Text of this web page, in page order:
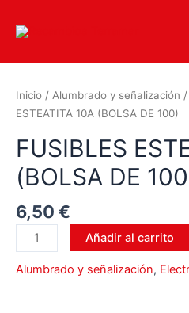
Inicio / Alumbrado y señalización /
ESTEATITA 10A (BOLSA DE 100)
FUSIBLES
(BOLSA DE
6,50 €
Añadir al carrito
Alumbrado y señalización,